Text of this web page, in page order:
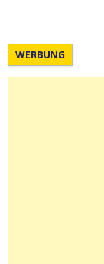
WERBUNG